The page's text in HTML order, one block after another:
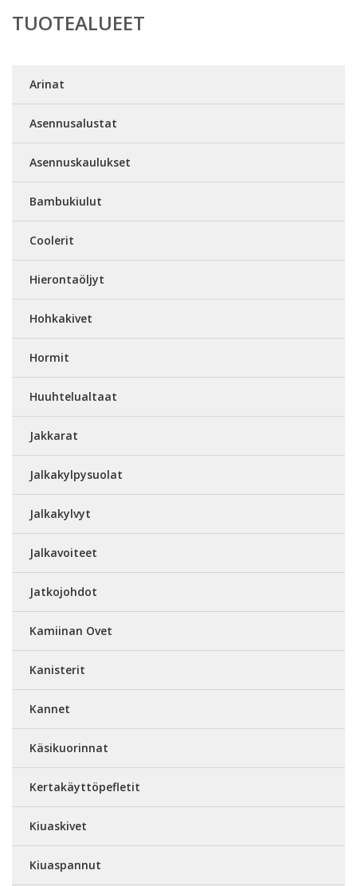
TUOTEALUEET
Arinat
Asennusalustat
Asennuskaulukset
Bambukiulut
Coolerit
Hierontaöljyt
Hohkakivet
Hormit
Huuhtelualtaat
Jakkarat
Jalkakylpysuolat
Jalkakylvyt
Jalkavoiteet
Jatkojohdot
Kamiinan Ovet
Kanisterit
Kannet
Käsikuorinnat
Kertakäyttöpefletit
Kiuaskivet
Kiuaspannut